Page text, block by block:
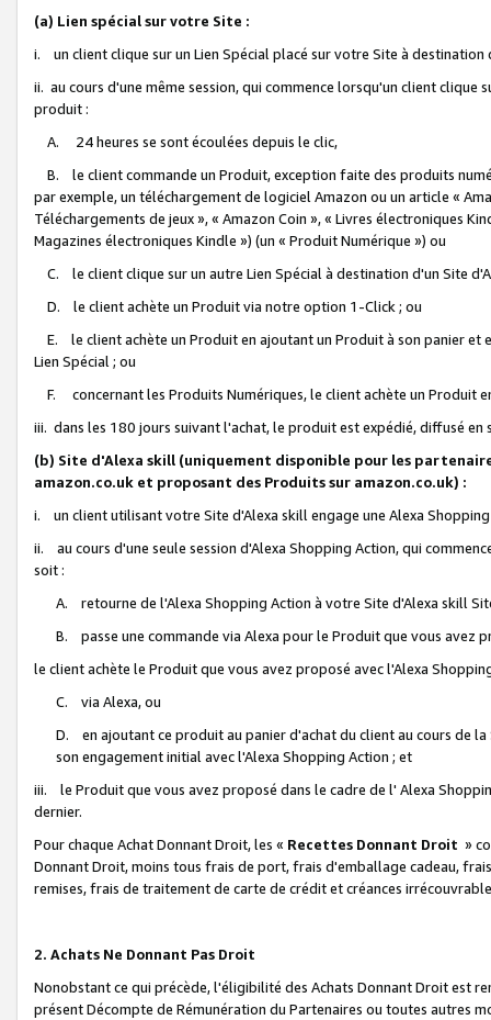
(a) Lien spécial sur votre Site :
i. un client clique sur un Lien Spécial placé sur votre Site à destination
ii. au cours d'une même session, qui commence lorsqu'un client
produit :
A. 24 heures se sont écoulées depuis le clic,
B. le client commande un Produit, exception faite des produits
par exemple, un téléchargement de logiciel Amazon ou un article «
Téléchargements de jeux », « Amazon Coin », « Livres électroniques
Magazines électroniques Kindle ») (un « Produit Numérique ») ou
C. le client clique sur un autre Lien Spécial à destination d'un Site
D. le client achète un Produit via notre option 1-Click ; ou
E. le client achète un Produit en ajoutant un Produit à son panier et
Lien Spécial ; ou
F. concernant les Produits Numériques, le client achète un Produit
iii. dans les 180 jours suivant l'achat, le produit est expédié, diffusé
(b) Site d'Alexa skill (uniquement disponible pour les
amazon.co.uk et proposant des Produits sur amazon.co.uk) :
i. un client utilisant votre Site d'Alexa skill engage une Alexa
ii. au cours d'une seule session d'Alexa Shopping Action, qui
soit :
A. retourne de l'Alexa Shopping Action à votre Site d'Alexa skill
B. passe une commande via Alexa pour le Produit que vous avez
le client achète le Produit que vous avez proposé avec l'Alexa
C. via Alexa, ou
D. en ajoutant ce produit au panier d'achat du client au cours de
son engagement initial avec l'Alexa Shopping Action ; et
iii. le Produit que vous avez proposé dans le cadre de l' Alexa
dernier.
Pour chaque Achat Donnant Droit, les « Recettes Donnant Droit »
Donnant Droit, moins tous frais de port, frais d'emballage cadeau,
remises, frais de traitement de carte de crédit et créances
2. Achats Ne Donnant Pas Droit
Nonobstant ce qui précède, l'éligibilité des Achats Donnant Droit est
présent Décompte de Rémunération du Partenaires ou toutes autres